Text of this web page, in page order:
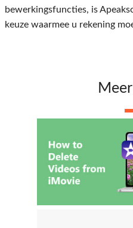
bewerkingsfuncties, is
keuze waarmee u rekening